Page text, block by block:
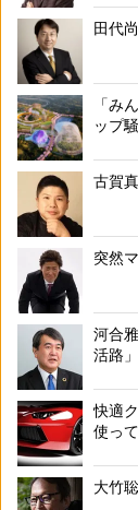
田代
「み
ップ
古賀
突然
河合
活路」
快適
使っ
大竹